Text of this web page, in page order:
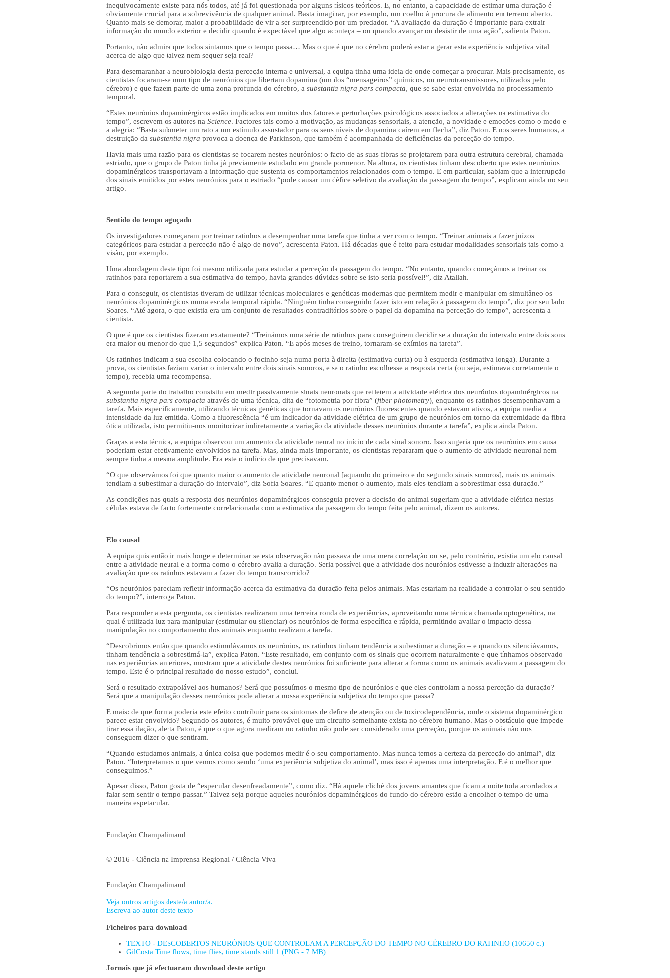
inequivocamente existe para nós todos, até já foi questionada por alguns físicos teóricos. E, no entanto, a capacidade de estimar uma duração é
obviamente crucial para a sobrevivência de qualquer animal. Basta imaginar, por exemplo, um coelho à procura de alimento em terreno aberto.
Quanto mais se demorar, maior a probabilidade de vir a ser surpreendido por um predador. “A avaliação da duração é importante para extrair
informação do mundo exterior e decidir quando é expectável que algo aconteça – ou quando avançar ou desistir de uma ação”, salienta Paton.
Portanto, não admira que todos sintamos que o tempo passa… Mas o que é que no cérebro poderá estar a gerar esta experiência subjetiva vital
acerca de algo que talvez nem sequer seja real?
Para desemaranhar a neurobiologia desta perceção interna e universal, a equipa tinha uma ideia de onde começar a procurar. Mais precisamente, os
cientistas focaram-se num tipo de neurónios que libertam dopamina (um dos “mensageiros” químicos, ou neurotransmissores, utilizados pelo
cérebro) e que fazem parte de uma zona profunda do cérebro, a substantia nigra pars compacta, que se sabe estar envolvida no processamento
temporal.
“Estes neurónios dopaminérgicos estão implicados em muitos dos fatores e perturbações psicológicos associados a alterações na estimativa do
tempo”, escrevem os autores na Science. Factores tais como a motivação, as mudanças sensoriais, a atenção, a novidade e emoções como o medo e
a alegria: “Basta submeter um rato a um estímulo assustador para os seus níveis de dopamina caírem em flecha”, diz Paton. E nos seres humanos, a
destruição da substantia nigra provoca a doença de Parkinson, que também é acompanhada de deficiências da perceção do tempo.
Havia mais uma razão para os cientistas se focarem nestes neurónios: o facto de as suas fibras se projetarem para outra estrutura cerebral, chamada
estriado, que o grupo de Paton tinha já previamente estudado em grande pormenor. Na altura, os cientistas tinham descoberto que estes neurónios
dopaminérgicos transportavam a informação que sustenta os comportamentos relacionados com o tempo. E em particular, sabiam que a interrupção
dos sinais emitidos por estes neurónios para o estriado “pode causar um défice seletivo da avaliação da passagem do tempo”, explicam ainda no seu
artigo.
Sentido do tempo aguçado
Os investigadores começaram por treinar ratinhos a desempenhar uma tarefa que tinha a ver com o tempo. “Treinar animais a fazer juízos
categóricos para estudar a perceção não é algo de novo”, acrescenta Paton. Há décadas que é feito para estudar modalidades sensoriais tais como a
visão, por exemplo.
Uma abordagem deste tipo foi mesmo utilizada para estudar a perceção da passagem do tempo. “No entanto, quando começámos a treinar os
ratinhos para reportarem a sua estimativa do tempo, havia grandes dúvidas sobre se isto seria possível!”, diz Atallah.
Para o conseguir, os cientistas tiveram de utilizar técnicas moleculares e genéticas modernas que permitem medir e manipular em simultâneo os
neurónios dopaminérgicos numa escala temporal rápida. “Ninguém tinha conseguido fazer isto em relação à passagem do tempo”, diz por seu lado
Soares. “Até agora, o que existia era um conjunto de resultados contraditórios sobre o papel da dopamina na perceção do tempo”, acrescenta a
cientista.
O que é que os cientistas fizeram exatamente? “Treinámos uma série de ratinhos para conseguirem decidir se a duração do intervalo entre dois sons
era maior ou menor do que 1,5 segundos” explica Paton. “E após meses de treino, tornaram-se exímios na tarefa”.
Os ratinhos indicam a sua escolha colocando o focinho seja numa porta à direita (estimativa curta) ou à esquerda (estimativa longa). Durante a
prova, os cientistas faziam variar o intervalo entre dois sinais sonoros, e se o ratinho escolhesse a resposta certa (ou seja, estimava corretamente o
tempo), recebia uma recompensa.
A segunda parte do trabalho consistiu em medir passivamente sinais neuronais que refletem a atividade elétrica dos neurónios dopaminérgicos na
substantia nigra pars compacta através de uma técnica, dita de “fotometria por fibra” (fiber photometry), enquanto os ratinhos desempenhavam a
tarefa. Mais especificamente, utilizando técnicas genéticas que tornavam os neurónios fluorescentes quando estavam ativos, a equipa media a
intensidade da luz emitida. Como a fluorescência “é um indicador da atividade elétrica de um grupo de neurónios em torno da extremidade da fibra
ótica utilizada, isto permitiu-nos monitorizar indiretamente a variação da atividade desses neurónios durante a tarefa”, explica ainda Paton.
Graças a esta técnica, a equipa observou um aumento da atividade neural no início de cada sinal sonoro. Isso sugeria que os neurónios em causa
poderiam estar efetivamente envolvidos na tarefa. Mas, ainda mais importante, os cientistas repararam que o aumento de atividade neuronal nem
sempre tinha a mesma amplitude. Era este o indício de que precisavam.
“O que observámos foi que quanto maior o aumento de atividade neuronal [aquando do primeiro e do segundo sinais sonoros], mais os animais
tendiam a subestimar a duração do intervalo”, diz Sofia Soares. “E quanto menor o aumento, mais eles tendiam a sobrestimar essa duração.”
As condições nas quais a resposta dos neurónios dopaminérgicos conseguia prever a decisão do animal sugeriam que a atividade elétrica nestas
células estava de facto fortemente correlacionada com a estimativa da passagem do tempo feita pelo animal, dizem os autores.
Elo causal
A equipa quis então ir mais longe e determinar se esta observação não passava de uma mera correlação ou se, pelo contrário, existia um elo causal
entre a atividade neural e a forma como o cérebro avalia a duração. Seria possível que a atividade dos neurónios estivesse a induzir alterações na
avaliação que os ratinhos estavam a fazer do tempo transcorrido?
“Os neurónios pareciam refletir informação acerca da estimativa da duração feita pelos animais. Mas estariam na realidade a controlar o seu sentido
do tempo?”, interroga Paton.
Para responder a esta pergunta, os cientistas realizaram uma terceira ronda de experiências, aproveitando uma técnica chamada optogenética, na
qual é utilizada luz para manipular (estimular ou silenciar) os neurónios de forma específica e rápida, permitindo avaliar o impacto dessa
manipulação no comportamento dos animais enquanto realizam a tarefa.
“Descobrimos então que quando estimulávamos os neurónios, os ratinhos tinham tendência a subestimar a duração – e quando os silenciávamos,
tinham tendência a sobrestimá-la”, explica Paton. “Este resultado, em conjunto com os sinais que ocorrem naturalmente e que tínhamos observado
nas experiências anteriores, mostram que a atividade destes neurónios foi suficiente para alterar a forma como os animais avaliavam a passagem do
tempo. Este é o principal resultado do nosso estudo”, conclui.
Será o resultado extrapolável aos humanos? Será que possuímos o mesmo tipo de neurónios e que eles controlam a nossa perceção da duração?
Será que a manipulação desses neurónios pode alterar a nossa experiência subjetiva do tempo que passa?
E mais: de que forma poderia este efeito contribuir para os sintomas de défice de atenção ou de toxicodependência, onde o sistema dopaminérgico
parece estar envolvido? Segundo os autores, é muito provável que um circuito semelhante exista no cérebro humano. Mas o obstáculo que impede
tirar essa ilação, alerta Paton, é que o que agora mediram no ratinho não pode ser considerado uma perceção, porque os animais não nos
conseguem dizer o que sentiram.
“Quando estudamos animais, a única coisa que podemos medir é o seu comportamento. Mas nunca temos a certeza da perceção do animal”, diz
Paton. “Interpretamos o que vemos como sendo ‘uma experiência subjetiva do animal’, mas isso é apenas uma interpretação. E é o melhor que
conseguimos.”
Apesar disso, Paton gosta de “especular desenfreadamente”, como diz. “Há aquele cliché dos jovens amantes que ficam a noite toda acordados a
falar sem sentir o tempo passar.” Talvez seja porque aqueles neurónios dopaminérgicos do fundo do cérebro estão a encolher o tempo de uma
maneira espetacular.
Fundação Champalimaud
© 2016 - Ciência na Imprensa Regional / Ciência Viva
Fundação Champalimaud
Veja outros artigos deste/a autor/a.
Escreva ao autor deste texto
Ficheiros para download
TEXTO - DESCOBERTOS NEURÓNIOS QUE CONTROLAM A PERCEPÇÃO DO TEMPO NO CÉREBRO DO RATINHO (10650 c.)
GilCosta Time flows, time flies, time stands still 1 (PNG - 7 MB)
Jornais que já efectuaram download deste artigo